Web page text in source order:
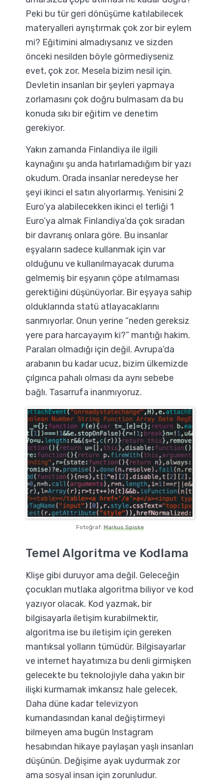
Peki bu tür geri dönüşüme katılabilecek
materyalleri ayrıştırmak çok zor bir eylem
mi? Eğitimini almadıysanız ve sizden
önceki nesilden böyle görmediyseniz
evet, çok zor. Mesela bizim nesil için.
Devletin insanları bir şeyleri yapmaya
zorlamasını çok doğru bulmasam da bu
konuda sıkı bir eğitim ve denetim
gerekiyor.
Yakın zamanda Finlandiya ile ilgili
kaynağını şu anda hatırlamadığım bir yazı
okudum. Orada insanlar neredeyse her
şeyi ikinci el satın alıyorlarmış. Yenisini 2
Euro’ya alabilecekken ikinci el terliği 1
Euro’ya almak Finlandiya’da çok sıradan
bir davranış onlara göre. Bu insanlar
eşyaların sadece kullanmak için var
olduğunu ve kullanılmayacak duruma
gelmemiş bir eşyanın çöpe atılmaması
gerektiğini düşünüyorlar. Bir eşyaya sahip
olduklarında statü atlayacaklarını
sanmıyorlar. Onun yerine “neden gereksiz
yere para harcayayım ki?” mantığı hakim.
Paraları olmadığı için değil. Avrupa’da
arabanın bu kadar ucuz, bizim ülkemizde
çılgınca pahalı olması da aynı sebebe
bağlı. Tasarrufa inanmıyoruz.
Fotoğraf: Markus Spiske
Temel Algoritma ve Kodlama
Klişe gibi duruyor ama değil. Geleceğin
çocukları mutlaka algoritma biliyor ve kod
yazıyor olacak. Kod yazmak, bir
bilgisayarla iletişim kurabilmektir,
algoritma ise bu iletişim için gereken
mantıksal yolların tümüdür. Bilgisayarlar
ve internet hayatımıza bu denli girmişken
gelecekte bu teknolojiyle daha yakın bir
ilişki kurmamak imkansız hale gelecek.
Daha düne kadar televizyon
kumandasından kanal değiştirmeyi
bilmeyen ama bugün Instagram
hesabından hikaye paylaşan yaşlı insanları
düşünün. Değişime ayak uydurmak zor
ama sosyal insan için zorunludur.